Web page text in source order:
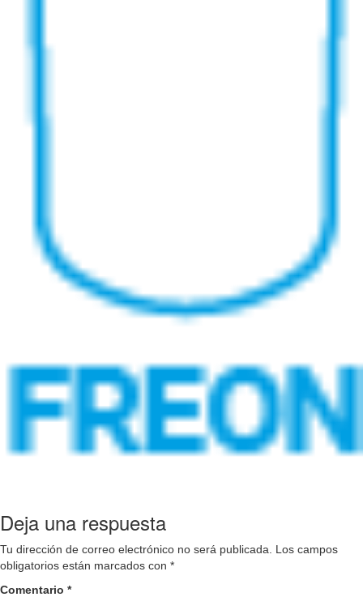
Deja una respuesta
Tu dirección de correo electrónico no será publicada.
Los campos
obligatorios están marcados con *
Comentario *